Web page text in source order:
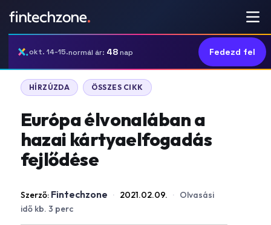
okt. 14-15.normál ár: 48nap Fedezd fel
HÍRZÚZDA ÖSSZES CIKK
Európa élvonalában a
hazai kártyaelfogadás
fejlődése
Szerző: Fintechzone · 2021.02.09. · Olvasási
idő kb. 3 perc